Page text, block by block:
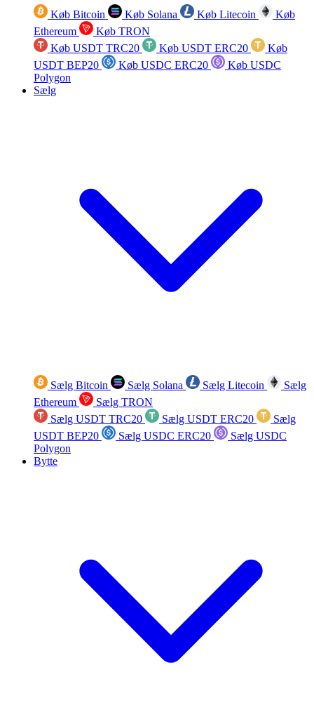
Køb Bitcoin Køb Solana Køb Litecoin
Køb
Ethereum
Køb TRON
Køb USDT TRC20
Køb USDT ERC20
Køb
USDT BEP20
Køb USDC ERC20
Køb USDC
Polygon
Sælg
Sælg Bitcoin Sælg Solana Sælg Litecoin
Sælg
Ethereum
Sælg TRON
Sælg USDT TRC20
Sælg USDT ERC20
Sælg
USDT BEP20
Sælg USDC ERC20
Sælg USDC
Polygon
Bytte